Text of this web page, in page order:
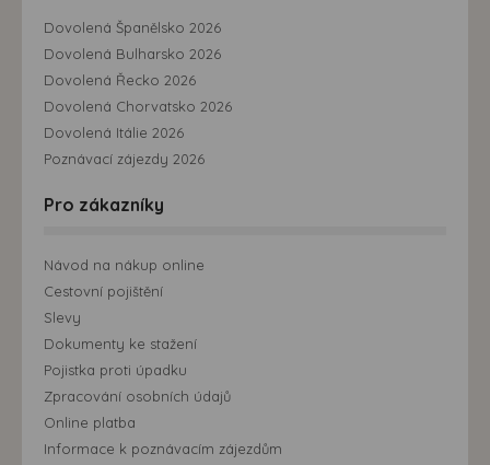
Dovolená Španělsko 2026
Dovolená Bulharsko 2026
Dovolená Řecko 2026
Dovolená Chorvatsko 2026
Dovolená Itálie 2026
Poznávací zájezdy 2026
Pro zákazníky
Návod na nákup online
Cestovní pojištění
Slevy
Dokumenty ke stažení
Pojistka proti úpadku
Zpracování osobních údajů
Online platba
Informace k poznávacím zájezdům